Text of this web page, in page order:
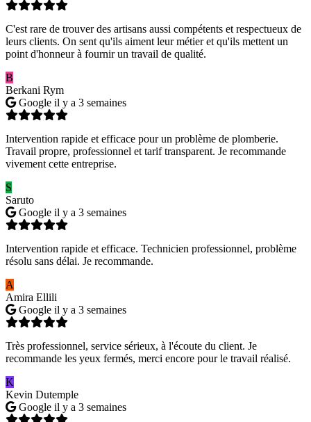
C'est rare de trouver des artisans aussi compétents et respectueux de
leurs clients. On sent qu'ils aiment leur métier et qu'ils mettent un
point d'honneur à fournir un travail de qualité.
B
Berkani Rym
Google il y a 3 semaines
Intervention rapide et efficace pour un problème de plomberie.
Travail propre, professionnel et tarif transparent. Je recommande
vivement cette entreprise.
S
Saruto
Google il y a 3 semaines
Intervention rapide et efficace. Technicien professionnel, problème
résolu sans délai. Je recommande.
A
Amira Ellili
Google il y a 3 semaines
Très professionnel, service sérieux, à l'écoute du client. Je
recommande les yeux fermés, merci encore pour le travail réalisé.
K
Kevin Dutemple
Google il y a 3 semaines